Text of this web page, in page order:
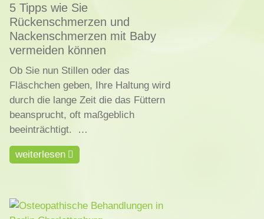
5 Tipps wie Sie
Rückenschmerzen und
Nackenschmerzen mit Baby
vermeiden können
Ob Sie nun Stillen oder das
Fläschchen geben, Ihre Haltung wird
durch die lange Zeit die das Füttern
beansprucht, oft maßgeblich
beeinträchtigt. …
weiterlesen